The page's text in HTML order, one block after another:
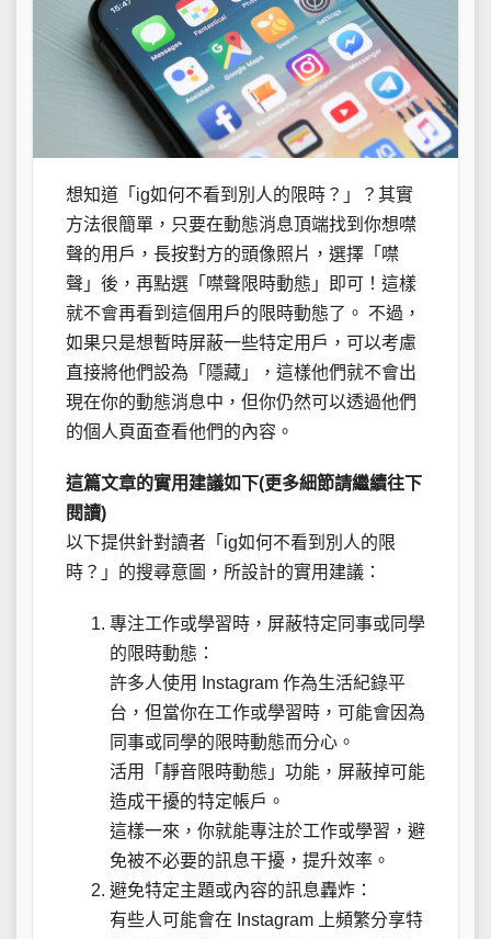
想知道「ig如何不看到別人的限時？」？其實
方法很簡單，只要在動態消息頂端找到你想噤
聲的用戶，長按對方的頭像照片，選擇「噤
聲」後，再點選「噤聲限時動態」即可！這樣
就不會再看到這個用戶的限時動態了。 不過，
如果只是想暫時屏蔽一些特定用戶，可以考慮
直接將他們設為「隱藏」，這樣他們就不會出
現在你的動態消息中，但你仍然可以透過他們
的個人頁面查看他們的內容。
這篇文章的實用建議如下(更多細節請繼續往下
閱讀)
以下提供針對讀者「ig如何不看到別人的限
時？」的搜尋意圖，所設計的實用建議：
專注工作或學習時，屏蔽特定同事或同學
的限時動態：
許多人使用 Instagram 作為生活紀錄平
台，但當你在工作或學習時，可能會因為
同事或同學的限時動態而分心。
活用「靜音限時動態」功能，屏蔽掉可能
造成干擾的特定帳戶。
這樣一來，你就能專注於工作或學習，避
免被不必要的訊息干擾，提升效率。
避免特定主題或內容的訊息轟炸：
有些人可能會在 Instagram 上頻繁分享特